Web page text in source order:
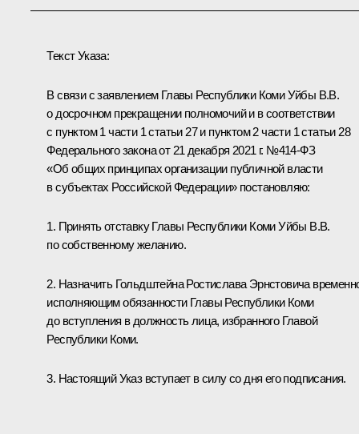
Текст Указа:
В связи с заявлением Главы Республики Коми Уйбы В.В.
о досрочном прекращении полномочий и в соответствии
с пунктом 1 части 1 статьи 27 и пунктом 2 части 1 статьи 28
Федерального закона от 21 декабря 2021 г. №414-ФЗ
«Об общих принципах организации публичной власти
в субъектах Российской Федерации» постановляю:
1. Принять отставку Главы Республики Коми Уйбы В.В.
по собственному желанию.
2. Назначить Гольдштейна Ростислава Эрнстовича
исполняющим обязанности Главы Республики Коми
до вступления в должность лица, избранного Главой
Республики Коми.
3. Настоящий Указ вступает в силу со дня его подписания.